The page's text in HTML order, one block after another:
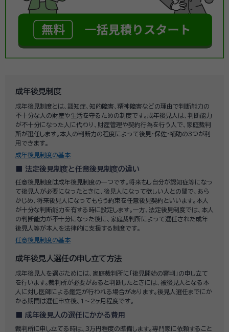
成年後見制度
成年後見制度とは、認知症、知的障害、精神障害などの理由で判断能力の
不十分な人の財産や生活を守るための制度です。成年後見人は、判断能力
が不十分になった人に代わり、財産管理や契約行為を行う人で、家庭裁判
所が選任します。本人の判断力の程度によって後見・保佐・補助の3つが利
用できます。
成年後見制度の基本
法定後見制度と任意後見制度の違い
任意後見制度は成年後見制度の一つです。将来もし自分が認知症等になっ
て後見人が必要になったときに、後見人になって欲しい人との間で、あら
かじめ、将来後見人になってもらう約束を任意後見契約といいます。本人
が十分な判断能力を有する時に設定します。一方、法定後見制度では、本人
の判断能力が不十分になった後に、家庭裁判所によって選任された成年
後見人等が本人を法律的に支援する制度です。
任意後見制度の基本
成年後見人選任の申し立て方法
成年後見人を選ぶためには、家庭裁判所に「後見開始の審判」の申し立て
を行います。裁判所が必要があると判断したときには、被後見人となる本
人に対し医師による鑑定が行われる場合があります。後見人選任までにか
かる期間は選任申立後、1～2ヶ月程度です。
成年後見人の選任にかかる費用
裁判所に申し立てる時は、3万円程度の準備します。専門家に依頼すること